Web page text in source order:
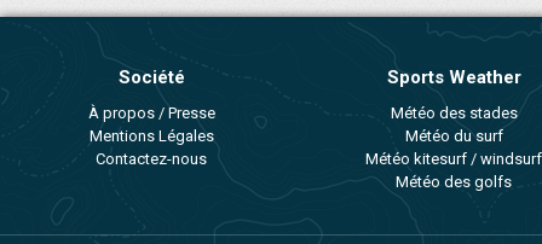
Société
À propos / Presse
Mentions Légales
Contactez-nous
Sports Weather
Météo des stades
Météo du surf
Météo kitesurf / windsurf
Météo des golfs